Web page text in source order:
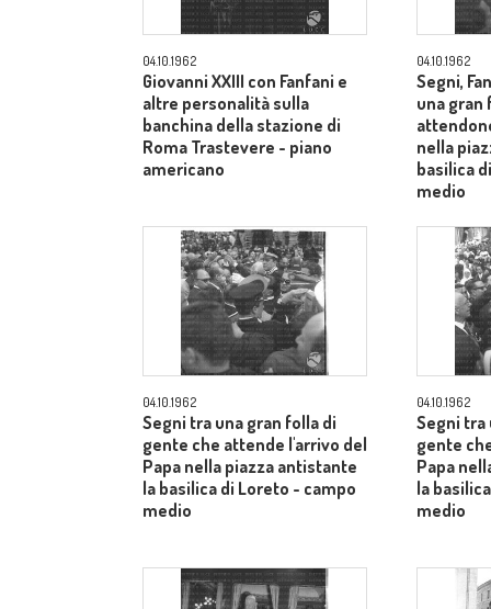
04.10.1962
Giovanni XXIII con Fanfani e
altre personalità sulla
banchina della stazione di
Roma Trastevere - piano
americano
04.10.1962
Segni,
una gran
nella
basilica
medio
04.10.1962
Segni tra una gran folla di
gente che attende l'arrivo del
Papa nella piazza antistante
la basilica di Loreto - campo
medio
04.10.1962
Segni tra
gente
Papa
la
medio